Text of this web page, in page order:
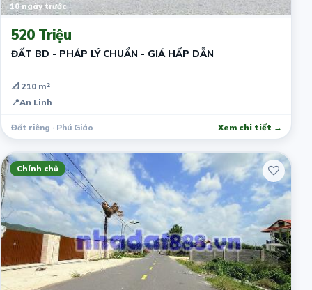
10 ngày trước
520 Triệu
ĐẤT BD - PHÁP LÝ CHUẨN - GIÁ HẤP DẪN
📐 210 m²
📍An Linh
Đất riêng · Phú Giáo Xem chi tiết →
Chính chủ